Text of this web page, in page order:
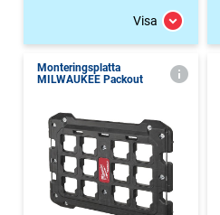
Visa
Monteringsplatta
MILWAUKEE Packout